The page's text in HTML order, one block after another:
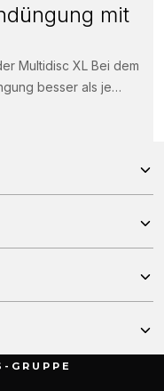
mit
Multidisc XL Bei dem
besser als je
GRUPPE